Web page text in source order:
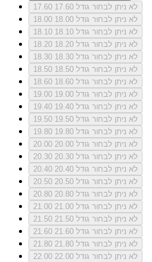
17.60
לא ניתן לבחור גודל 17.60
18.00
לא ניתן לבחור גודל 18.00
18.10
לא ניתן לבחור גודל 18.10
18.20
לא ניתן לבחור גודל 18.20
18.30
לא ניתן לבחור גודל 18.30
18.50
לא ניתן לבחור גודל 18.50
18.60
לא ניתן לבחור גודל 18.60
19.00
לא ניתן לבחור גודל 19.00
19.40
לא ניתן לבחור גודל 19.40
19.50
לא ניתן לבחור גודל 19.50
19.80
לא ניתן לבחור גודל 19.80
20.00
לא ניתן לבחור גודל 20.00
20.30
לא ניתן לבחור גודל 20.30
20.40
לא ניתן לבחור גודל 20.40
20.50
לא ניתן לבחור גודל 20.50
20.80
לא ניתן לבחור גודל 20.80
21.00
לא ניתן לבחור גודל 21.00
21.50
לא ניתן לבחור גודל 21.50
21.60
לא ניתן לבחור גודל 21.60
21.80
לא ניתן לבחור גודל 21.80
22.00
לא ניתן לבחור גודל 22.00